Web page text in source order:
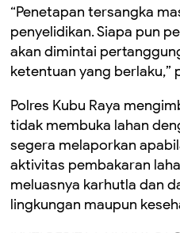
“Penetapan tersangka
penyelidikan. Siapa pun
akan dimintai
ketentuan yang berlaku,”
Polres Kubu Raya
tidak membuka lahan
segera melaporkan
aktivitas pembakaran
meluasnya karhutla dan
lingkungan maupun